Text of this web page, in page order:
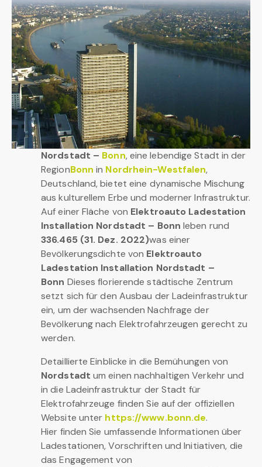
Nordstadt – Bonn, eine lebendige Stadt in der
RegionBonn in Nordrhein-Westfalen,
Deutschland, bietet eine dynamische Mischung
aus kulturellem Erbe und moderner Infrastruktur.
Auf einer Fläche von Elektroauto Ladestation
Installation Nordstadt – Bonn leben rund
336.465 (31. Dez. 2022)was einer
Bevölkerungsdichte von Elektroauto
Ladestation Installation Nordstadt –
Bonn Dieses florierende städtische Zentrum
setzt sich für den Ausbau der Ladeinfrastruktur
ein, um der wachsenden Nachfrage der
Bevölkerung nach Elektrofahrzeugen gerecht zu
werden.
Detaillierte Einblicke in die Bemühungen von
Nordstadt um einen nachhaltigen Verkehr und
in die Ladeinfrastruktur der Stadt für
Elektrofahrzeuge finden Sie auf der offiziellen
Website unter https://www.bonn.de.
Hier finden Sie umfassende Informationen über
Ladestationen, Vorschriften und Initiativen, die
das Engagement von